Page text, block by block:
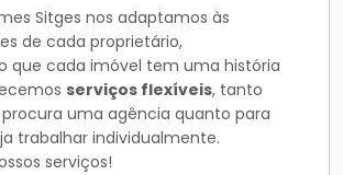
Sitges nos adaptamos às
de cada proprietário,
que cada imóvel tem uma história
serviços flexíveis, tanto
uma agência quanto para
trabalhar individualmente.
serviços!